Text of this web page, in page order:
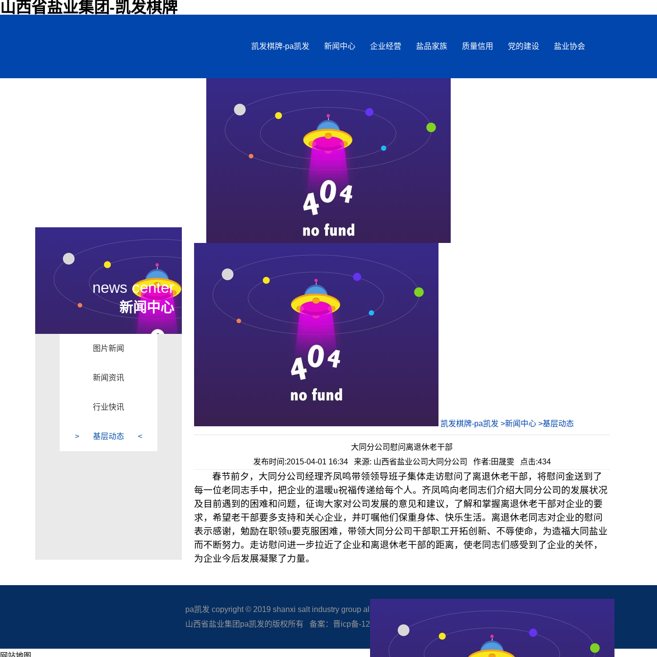
山西省盐业集团-凯发棋牌
凯发棋牌-pa凯发 新闻中心 企业经营 盐品家族 质量信用 党的建设 盐业协会
news center
新闻中心
图片新闻
新闻资讯
行业快讯
基层动态
凯发棋牌-pa凯发 >新闻中心 >基层动态
大同分公司慰问离退休老干部
发布时间:2015-04-01 16:34 来源: 山西省盐业公司大同分公司 作者:田晟雯 点击:434
春节前夕，大同分公司经理齐凤鸣带领领导班子集体走访慰问了离退休老干部，将慰问金送到了
每一位老同志手中，把企业的温暖u祝福传递给每个人。齐凤鸣向老同志们介绍大同分公司的发展状况
及目前遇到的困难和问题，征询大家对公司发展的意见和建议，了解和掌握离退休老干部对企业的要
求，希望老干部要多支持和关心企业，并叮嘱他们保重身体、快乐生活。离退休老同志对企业的慰问
表示感谢，勉励在职领u要克服困难，带领大同分公司干部职工开拓创新、不辱使命，为造福大同盐业
而不断努力。走访慰问进一步拉近了企业和离退休老干部的距离，使老同志们感受到了企业的关怀，
为企业今后发展凝聚了力量。
pa凯发 copyright © 2019 shanxi salt industry group all rights reserved.
山西省盐业集团pa凯发的版权所有 备案：晋icp备-12005506